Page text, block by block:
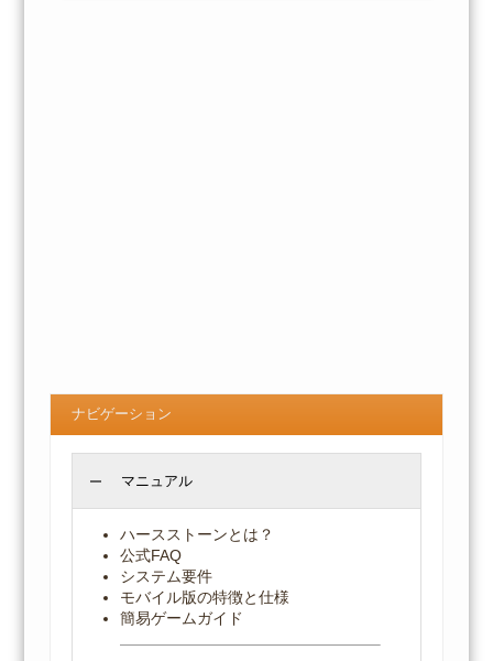
ナビゲーション
マニュアル
ハースストーンとは？
公式FAQ
システム要件
モバイル版の特徴と仕様
簡易ゲームガイド